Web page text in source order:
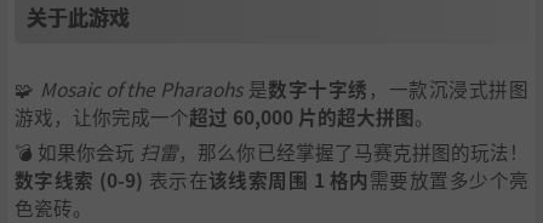
关于此游戏
🧩 Mosaic of the Pharaohs是数字十字绣 ，一款沉浸式拼图
游戏，让你完成一个超过 60,000 片的超大拼图。
💣 如果你会玩 扫雷，那么你已经掌握了马赛克拼图的玩法！
数字线索 (0-9) 表示在该线索周围 1 格内需要放置多少个亮
色瓷砖。